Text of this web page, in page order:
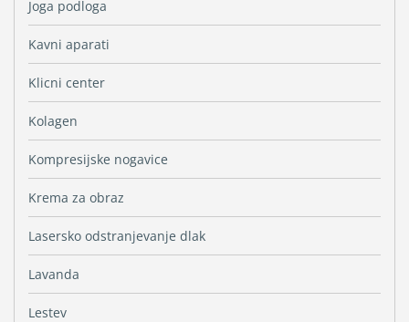
Joga podloga
Kavni aparati
Klicni center
Kolagen
Kompresijske nogavice
Krema za obraz
Lasersko odstranjevanje dlak
Lavanda
Lestev